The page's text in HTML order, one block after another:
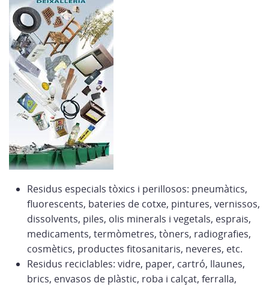
Residus especials tòxics i perillosos: pneumàtics,
fluorescents, bateries de cotxe, pintures, vernissos,
dissolvents, piles, olis minerals i vegetals, esprais,
medicaments, termòmetres, tòners, radiografies,
cosmètics, productes fitosanitaris, neveres, etc.
Residus reciclables: vidre, paper, cartró, llaunes,
brics, envasos de plàstic, roba i calçat, ferralla,